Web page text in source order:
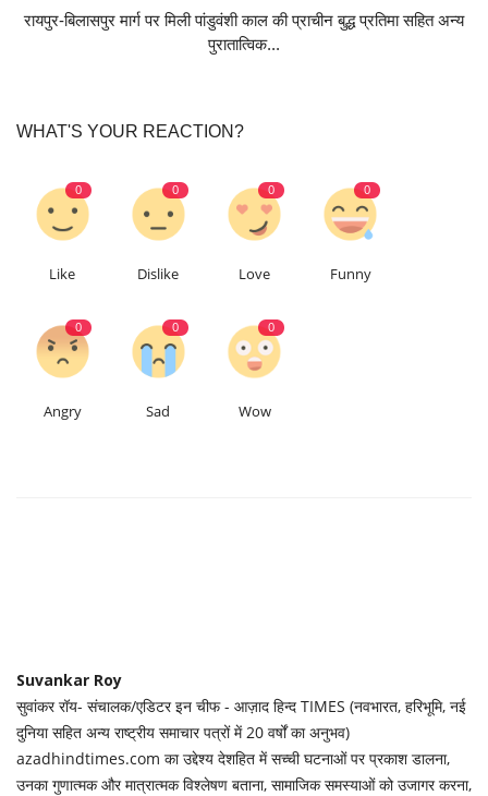
रायपुर-बिलासपुर मार्ग पर मिली पांडुवंशी काल की प्राचीन बुद्ध प्रतिमा सहित अन्य
पुरातात्विक...
WHAT'S YOUR REACTION?
0
Like
0
Dislike
0
Love
0
Funny
0
Angry
0
Sad
0
Wow
Suvankar Roy
सुवांकर रॉय- संचालक/एडिटर इन चीफ - आज़ाद हिन्द TIMES (नवभारत, हरिभूमि, नई
दुनिया सहित अन्य राष्ट्रीय समाचार पत्रों में 20 वर्षों का अनुभव)
azadhindtimes.com का उद्देश्य देशहित में सच्ची घटनाओं पर प्रकाश डालना,
उनका गुणात्मक और मात्रात्मक विश्लेषण बताना, सामाजिक समस्याओं को उजागर करना,